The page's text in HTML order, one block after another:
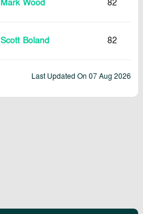
Mark Wood 82
Scott Boland 82
Last Updated On 07 Aug 2026